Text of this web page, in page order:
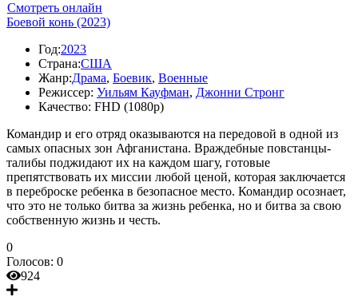
Смотреть онлайн
Боевой конь (2023)
Год:2023
Страна:США
Жанр:Драма, Боевик, Военные
Режиссер: Уильям Кауфман, Джонни Стронг
Качество: FHD (1080p)
Командир и его отряд оказываются на передовой в одной из
самых опасных зон Афганистана. Враждебные повстанцы-
талибы поджидают их на каждом шагу, готовые
препятствовать их миссии любой ценой, которая заключается
в переброске ребенка в безопасное место. Командир осознает,
что это не только битва за жизнь ребенка, но и битва за свою
собственную жизнь и честь.
0
Голосов: 0
924